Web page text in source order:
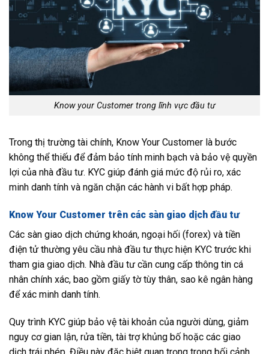
Know your Customer trong lĩnh vực đầu tư
Trong thị trường tài chính, Know Your Customer là bước
không thể thiếu để đảm bảo tính minh bạch và bảo vệ quyền
lợi của nhà đầu tư. KYC giúp đánh giá mức độ rủi ro, xác
minh danh tính và ngăn chặn các hành vi bất hợp pháp.
Know Your Customer trên các sàn giao dịch đầu tư
Các sàn giao dịch chứng khoán, ngoại hối (forex) và tiền
điện tử thường yêu cầu nhà đầu tư thực hiện KYC trước khi
tham gia giao dịch. Nhà đầu tư cần cung cấp thông tin cá
nhân chính xác, bao gồm giấy tờ tùy thân, sao kê ngân hàng
để xác minh danh tính.
Quy trình KYC giúp bảo vệ tài khoản của người dùng, giảm
nguy cơ gian lận, rửa tiền, tài trợ khủng bố hoặc các giao